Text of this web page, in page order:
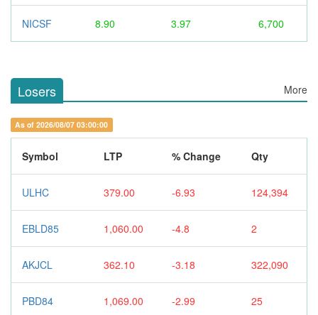
NICSF 8.90 3.97 6,700
Losers More
As of 2026/08/07 03:00:00
Symbol LTP % Change Qty
ULHC 379.00 -6.93 124,394
EBLD85 1,060.00 -4.8 2
AKJCL 362.10 -3.18 322,090
PBD84 1,069.00 -2.99 25